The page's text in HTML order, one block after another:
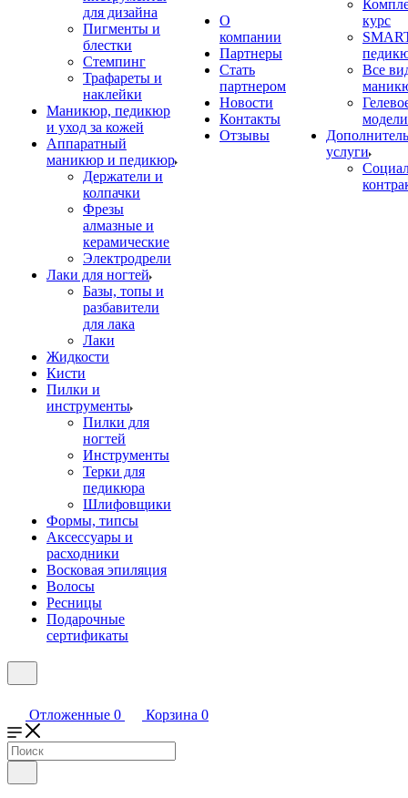
для дизайна
Пигменты и
блестки
Стемпинг
Трафареты и
наклейки
Маникюр, педикюр
и уход за кожей
Аппаратный
маникюр и педикюр
Держатели и
колпачки
Фрезы
алмазные и
керамические
Электродрели
Лаки для ногтей
Базы, топы и
разбавители
для лака
Лаки
Жидкости
Кисти
Пилки и
инструменты
Пилки для
ногтей
Инструменты
Терки для
педикюра
Шлифовщики
Формы, типсы
Аксессуары и
расходники
Восковая эпиляция
Волосы
Ресницы
Подарочные
сертификаты
О
компании
Партнеры
Стать
партнером
Новости
Контакты
Отзывы
курс
Все
услуги
Отложенные 0 Корзина 0